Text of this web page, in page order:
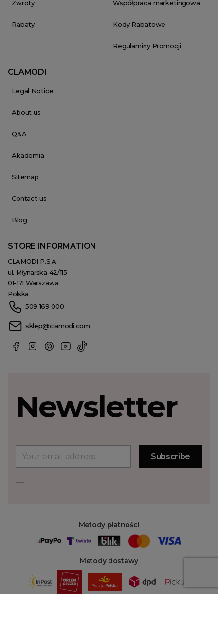
Zwroty
Rabaty
Współpraca marketingowa
Kody Rabatowe
Regulaminy Promocji
CLAMODI
Legal Notice
About us
Q&A
Akademia
Sitemap
Contact us
Blog
STORE INFORMATION
CLAMODI P.S.A.
ul. Młynarska 42/115
01-171 Warszawa
Polska
509 169 000
sklep@clamodi.com
Metody płatności
Metody dostawy
Newsletter